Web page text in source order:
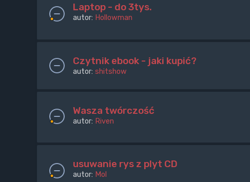
Laptop - do 3tys.
autor: Hollowman
Czytnik ebook - jaki kupić?
autor: shitshow
Wasza twórczość
autor: Riven
usuwanie rys z plyt CD
autor: Mol